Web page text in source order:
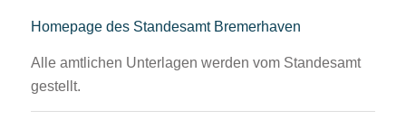
Homepage des Standesamt Bremerhaven
Alle amtlichen Unterlagen werden vom Standesamt
gestellt.